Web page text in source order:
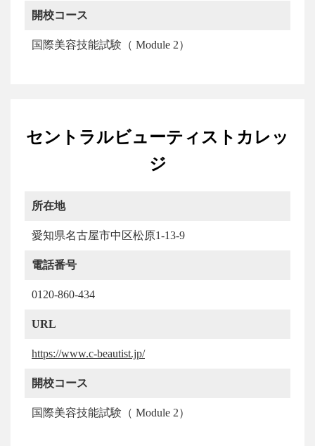
開校コース
国際美容技能試験（ Module 2）
セントラルビューティストカレッ
ジ
所在地
愛知県名古屋市中区松原1-13-9
電話番号
0120-860-434
URL
https://www.c-beautist.jp/
開校コース
国際美容技能試験（ Module 2）